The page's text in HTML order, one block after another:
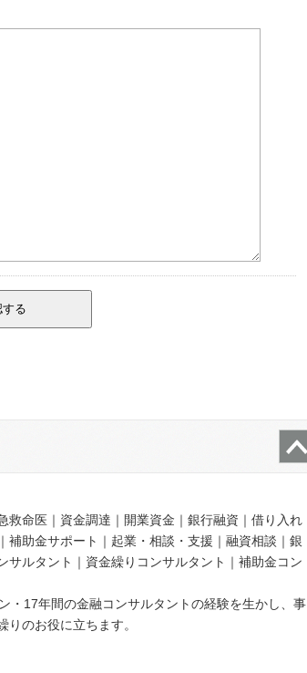
命医｜資金調達｜開業資金｜銀行融資｜借り入れ
助金サポート｜起業・相談・支援｜融資相談｜銀
ルタント｜資金繰りコンサルタント｜補助金コン
・17年間の金融コンサルタントの経験を生かし、事
のお役に立ちます。